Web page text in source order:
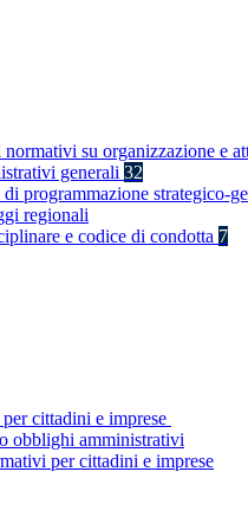
su organizzazione e
generali 32
programmazione strategico-
regionali
e codice di condotta 7
cittadini e imprese
obblighi amministrativi
per cittadini e imprese